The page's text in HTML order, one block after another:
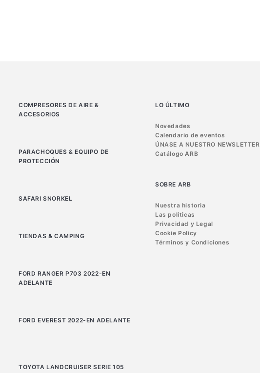
COMPRESORES DE AIRE &
ACCESORIOS
PARACHOQUES & EQUIPO DE
PROTECCIÓN
SAFARI SNORKEL
TIENDAS & CAMPING
FORD RANGER P703 2022-EN
ADELANTE
FORD EVEREST 2022-EN ADELANTE
TOYOTA LANDCRUISER SERIE 105
LO ÚLTIMO
Novedades
Calendario de eventos
ÚNASE A NUESTRO NEWSLETTER
Catálogo ARB
SOBRE ARB
Nuestra historia
Las políticas
Privacidad y Legal
Cookie Policy
Términos y Condiciones